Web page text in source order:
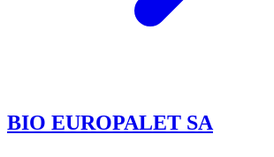
BIO EUROPALET SA